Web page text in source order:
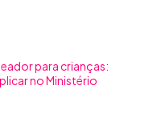
para crianças:
no Ministério